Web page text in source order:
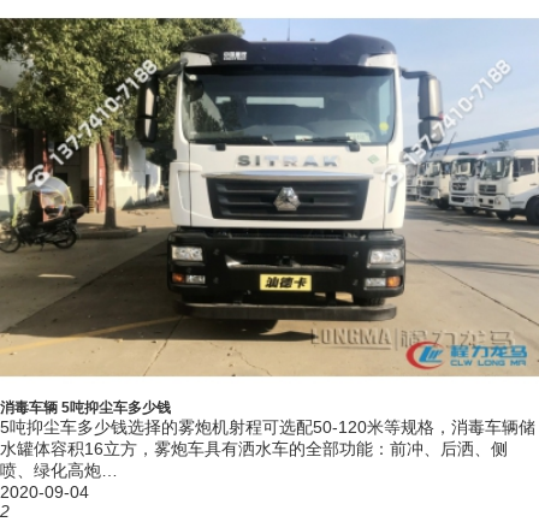
消毒车辆 5吨抑尘车多少钱
5吨抑尘车多少钱选择的雾炮机射程可选配50-120米等规格，消毒车辆储
水罐体容积16立方，雾炮车具有洒水车的全部功能：前冲、后洒、侧
喷、绿化高炮…
2020-09-04
2